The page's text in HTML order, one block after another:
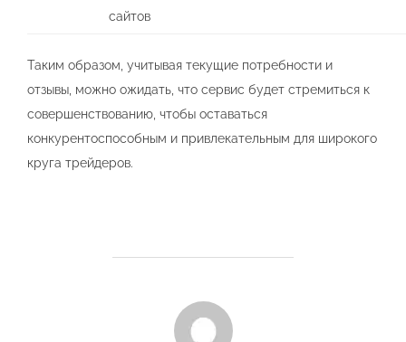
сайтов
Таким образом, учитывая текущие потребности и
отзывы, можно ожидать, что сервис будет стремиться к
совершенствованию, чтобы оставаться
конкурентоспособным и привлекательным для широкого
круга трейдеров.
POST AUTHOR